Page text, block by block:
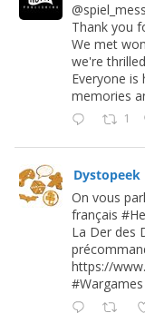
Thank you
We met
we're
Everyone
memories
1
Dystopeek
On vous
français
La Der des
https://